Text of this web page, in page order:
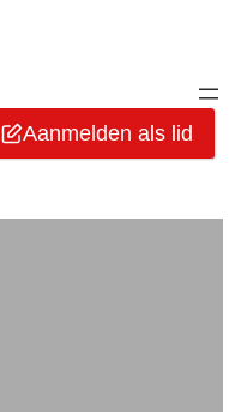
Aanmelden als lid